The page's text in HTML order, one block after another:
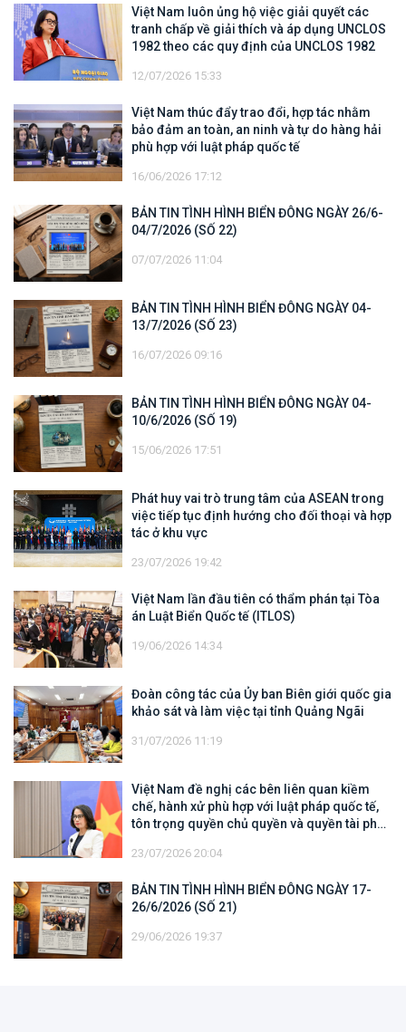
Việt Nam luôn ủng hộ việc giải quyết các
tranh chấp về giải thích và áp dụng UNCLOS
1982 theo các quy định của UNCLOS 1982
12/07/2026 15:33
Việt Nam thúc đẩy trao đổi, hợp tác nhằm
bảo đảm an toàn, an ninh và tự do hàng hải
phù hợp với luật pháp quốc tế
16/06/2026 17:12
BẢN TIN TÌNH HÌNH BIỂN ĐÔNG NGÀY 26/6-
04/7/2026 (SỐ 22)
07/07/2026 11:04
BẢN TIN TÌNH HÌNH BIỂN ĐÔNG NGÀY 04-
13/7/2026 (SỐ 23)
16/07/2026 09:16
BẢN TIN TÌNH HÌNH BIỂN ĐÔNG NGÀY 04-
10/6/2026 (SỐ 19)
15/06/2026 17:51
Phát huy vai trò trung tâm của ASEAN trong
việc tiếp tục định hướng cho đối thoại và hợp
tác ở khu vực
23/07/2026 19:42
Việt Nam lần đầu tiên có thẩm phán tại Tòa
án Luật Biển Quốc tế (ITLOS)
19/06/2026 14:34
Đoàn công tác của Ủy ban Biên giới quốc gia
khảo sát và làm việc tại tỉnh Quảng Ngãi
31/07/2026 11:19
Việt Nam đề nghị các bên liên quan kiềm
chế, hành xử phù hợp với luật pháp quốc tế,
tôn trọng quyền chủ quyền và quyền tài phán
địa của quốc gia ven biển
23/07/2026 20:04
BẢN TIN TÌNH HÌNH BIỂN ĐÔNG NGÀY 17-
26/6/2026 (SỐ 21)
29/06/2026 19:37